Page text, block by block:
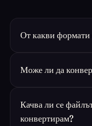
От какви формати
Може ли да
Качва ли се
конвертирам?